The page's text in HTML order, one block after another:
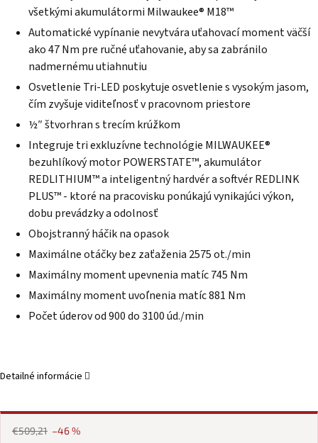
všetkými akumulátormi Milwaukee® M18™
Automatické vypínanie nevytvára uťahovací moment väčší
ako 47 Nm pre ručné uťahovanie, aby sa zabránilo
nadmernému utiahnutiu
Osvetlenie Tri-LED poskytuje osvetlenie s vysokým jasom,
čím zvyšuje viditeľnosť v pracovnom priestore
½″ štvorhran s trecím krúžkom
Integruje tri exkluzívne technológie MILWAUKEE®
bezuhlíkový motor POWERSTATE™, akumulátor
REDLITHIUM™ a inteligentný hardvér a softvér REDLINK
PLUS™ - ktoré na pracovisku ponúkajú vynikajúci výkon,
dobu prevádzky a odolnosť
Obojstranný háčik na opasok
Maximálne otáčky bez zaťaženia 2575 ot./min
Maximálny moment upevnenia matíc 745 Nm
Maximálny moment uvoľnenia matíc 881 Nm
Počet úderov od 900 do 3100 úd./min
Detailné informácie
€509,21 –46 %